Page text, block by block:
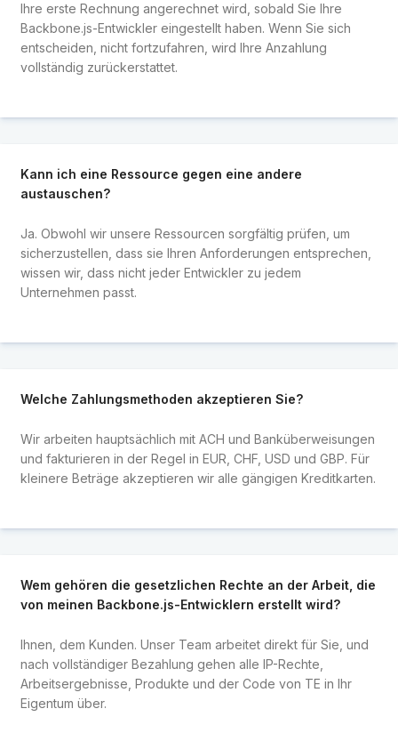
Ihre erste Rechnung angerechnet wird, sobald Sie Ihre
Backbone.js-Entwickler eingestellt haben. Wenn Sie sich
entscheiden, nicht fortzufahren, wird Ihre Anzahlung
vollständig zurückerstattet.
Kann ich eine Ressource gegen eine andere
austauschen?
Ja. Obwohl wir unsere Ressourcen sorgfältig prüfen, um
sicherzustellen, dass sie Ihren Anforderungen entsprechen,
wissen wir, dass nicht jeder Entwickler zu jedem
Unternehmen passt.
Welche Zahlungsmethoden akzeptieren Sie?
Wir arbeiten hauptsächlich mit ACH und Banküberweisungen
und fakturieren in der Regel in EUR, CHF, USD und GBP. Für
kleinere Beträge akzeptieren wir alle gängigen Kreditkarten.
Wem gehören die gesetzlichen Rechte an der Arbeit, die
von meinen Backbone.js-Entwicklern erstellt wird?
Ihnen, dem Kunden. Unser Team arbeitet direkt für Sie, und
nach vollständiger Bezahlung gehen alle IP-Rechte,
Arbeitsergebnisse, Produkte und der Code von TE in Ihr
Eigentum über.